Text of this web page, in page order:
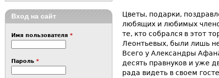
Цветы, подарки,
любящих и любимых
те, кто собрался в этот
Леонтьевых, были лишь
Всего у Александры
десять правнуков и уже
рада видеть в своем
Вход на сайт
Имя пользователя *
Пароль *